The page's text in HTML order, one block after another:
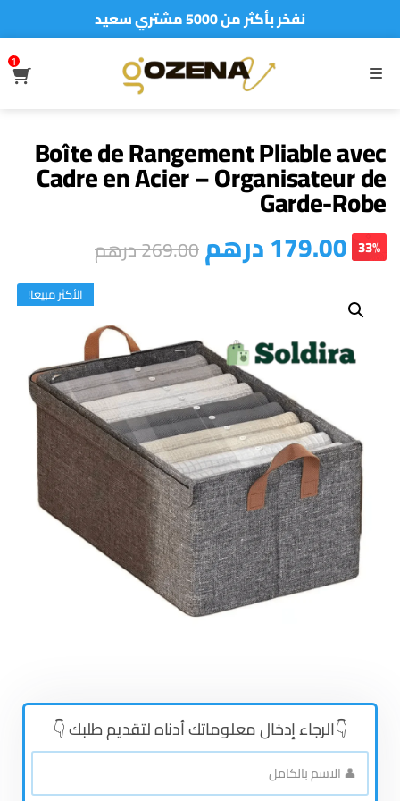
نفخر بأكثر من 5000 مشتري سعيد
MENU
1
Boîte de Rangement Pliable avec
Cadre en Acier – Organisateur de
Garde-Robe
179.00درهم269.00درهم 33%
الأكثر مبيعا!
👇الرجاء إدخال معلوماتك أدناه لتقديم طلبك 👇
👤
الاسم